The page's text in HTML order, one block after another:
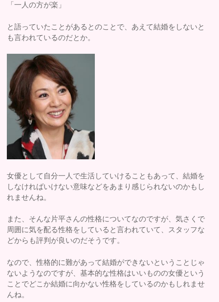
「一人の方が楽」
と語っていたことがあるとのことで、あえて結婚をしないと
も言われているのだとか。
女優として自分一人で生活していけることもあって、結婚を
しなければいけない意味などをあまり感じられないのかもし
れませんね。
また、そんな片平さんの性格についてなのですが、気さくで
周囲に気を配る性格をしていると言われていて、スタッフな
どからも評判が良いのだそうです。
なので、性格的に難があって結婚ができないということじゃ
ないようなのですが、基本的な性格はいいものの女優という
ことでどこか結婚に向かない性格をしているのかもしれませ
んね。